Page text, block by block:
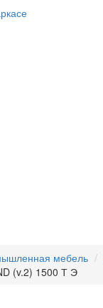
мебель
(v.2) 1500 Т Э